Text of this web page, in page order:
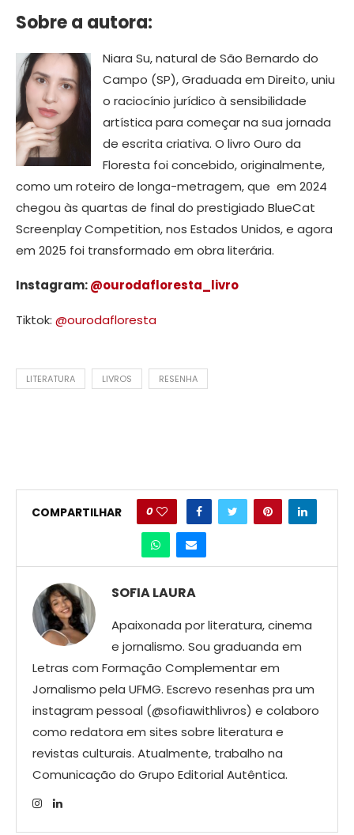
Sobre a autora:
Niara Su, natural de São Bernardo do
Campo (SP), Graduada em Direito, uniu
o raciocínio jurídico à sensibilidade
artística para começar na sua jornada
de escrita criativa. O livro Ouro da
Floresta foi concebido, originalmente,
como um roteiro de longa-metragem, que em 2024
chegou às quartas de final do prestigiado BlueCat
Screenplay Competition, nos Estados Unidos, e agora
em 2025 foi transformado em obra literária.
Instagram:@ourodafloresta_livro
Tiktok: @ourodafloresta
LITERATURA LIVROS RESENHA
COMPARTILHAR 0
SOFIA LAURA
Apaixonada por literatura, cinema
e jornalismo. Sou graduanda em
Letras com Formação Complementar em
Jornalismo pela UFMG. Escrevo resenhas pra um
instagram pessoal (@sofiawithlivros) e colaboro
como redatora em sites sobre literatura e
revistas culturais. Atualmente, trabalho na
Comunicação do Grupo Editorial Autêntica.